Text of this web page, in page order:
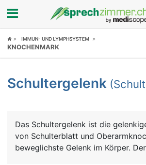
Fokus
Symptome
News
IMMUN- UND LYMPHSYSTEM
KNOCHENMARK
Schultergelenk
Das Schultergelenk ist die
von Schulterblatt und
beweglichste Gelenk im Körper.